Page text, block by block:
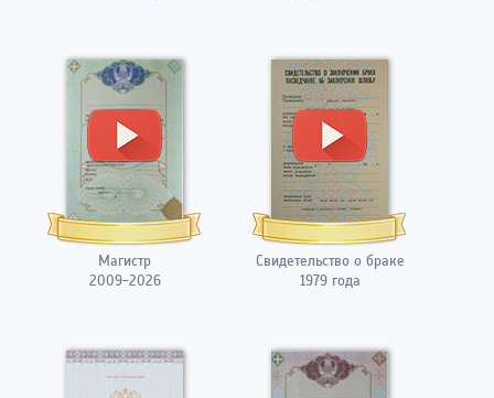
Магистр
2009-2026
Свидетельство о браке
1979 года